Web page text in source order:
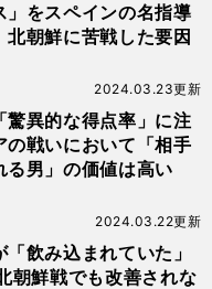
」をスペインの名指導
朝鮮に苦戦した要因
驚異的な得点率」に注
戦いにおいて「相手
る男」の価値は高い
2024.03.23更新
「飲み込まれていた」
朝鮮戦でも改善されな
2024.03.22更新